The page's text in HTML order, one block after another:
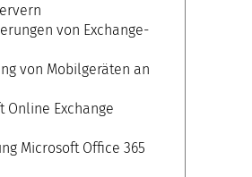
von Exchange-
von Mobilgeräten an
Online Exchange
Microsoft Office 365